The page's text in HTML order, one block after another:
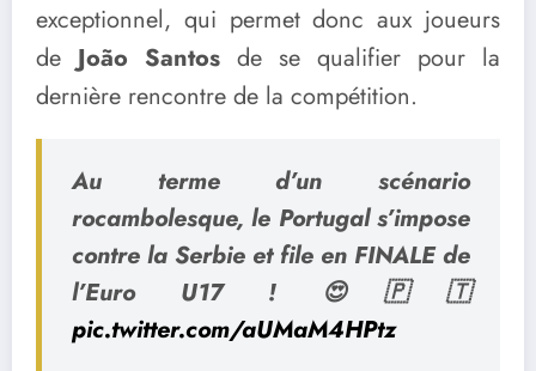
exceptionnel, qui permet donc aux joueurs
deJoão Santos de se qualifier pour la
dernière rencontre de la compétition.
Au terme d’un scénario
rocambolesque, le Portugal s’impose
contre la Serbie et file en FINALE de
l’Euro U17 ! 😍🇵🇹
pic.twitter.com/aUMaM4HPtz